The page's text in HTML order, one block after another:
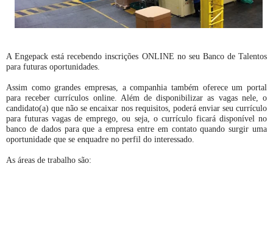
A Engepack está recebendo inscrições ONLINE no seu Banco de Talentos
para futuras oportunidades.
Assim como grandes empresas, a companhia também oferece um portal
para receber currículos online. Além de disponibilizar as vagas nele, o
candidato(a) que não se encaixar nos requisitos, poderá enviar seu currículo
para futuras vagas de emprego, ou seja, o currículo ficará disponível no
banco de dados para que a empresa entre em contato quando surgir uma
oportunidade que se enquadre no perfil do interessado.
As áreas de trabalho são: